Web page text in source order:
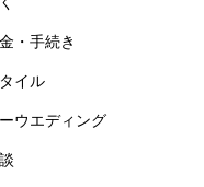
・手続き
イル
ウエディング